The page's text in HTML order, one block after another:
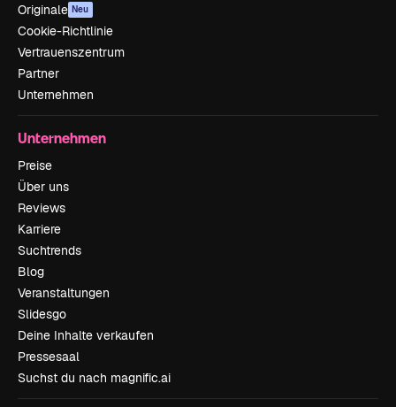
Originale Neu
Cookie-Richtlinie
Vertrauenszentrum
Partner
Unternehmen
Unternehmen
Preise
Über uns
Reviews
Karriere
Suchtrends
Blog
Veranstaltungen
Slidesgo
Deine Inhalte verkaufen
Pressesaal
Suchst du nach magnific.ai